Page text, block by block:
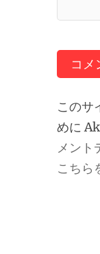
このサ
めに
メント
こちら